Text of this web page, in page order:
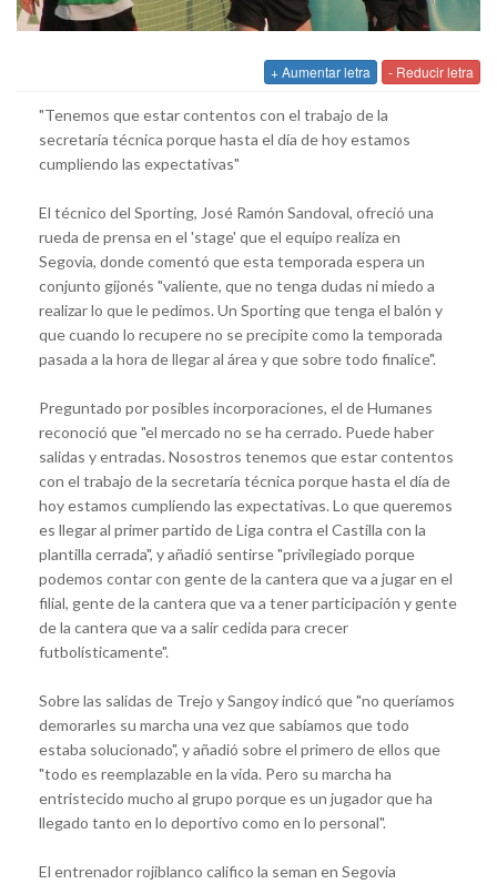
+ Aumentar letra - Reducir letra
"Tenemos que estar contentos con el trabajo de la
secretaría técnica porque hasta el día de hoy estamos
cumpliendo las expectativas"
El técnico del Sporting, José Ramón Sandoval, ofreció una
rueda de prensa en el 'stage' que el equipo realiza en
Segovia, donde comentó que esta temporada espera un
conjunto gijonés "valiente, que no tenga dudas ni miedo a
realizar lo que le pedimos. Un Sporting que tenga el balón y
que cuando lo recupere no se precipite como la temporada
pasada a la hora de llegar al área y que sobre todo finalice".
Preguntado por posibles incorporaciones, el de Humanes
reconoció que "el mercado no se ha cerrado. Puede haber
salidas y entradas. Nosostros tenemos que estar contentos
con el trabajo de la secretaría técnica porque hasta el día de
hoy estamos cumpliendo las expectativas. Lo que queremos
es llegar al primer partido de Liga contra el Castilla con la
plantilla cerrada", y añadió sentirse "privilegiado porque
podemos contar con gente de la cantera que va a jugar en el
filial, gente de la cantera que va a tener participación y gente
de la cantera que va a salir cedida para crecer
futbolísticamente".
Sobre las salidas de Trejo y Sangoy indicó que "no queríamos
demorarles su marcha una vez que sabíamos que todo
estaba solucionado", y añadió sobre el primero de ellos que
"todo es reemplazable en la vida. Pero su marcha ha
entristecido mucho al grupo porque es un jugador que ha
llegado tanto en lo deportivo como en lo personal".
El entrenador rojiblanco califico la seman en Segovia